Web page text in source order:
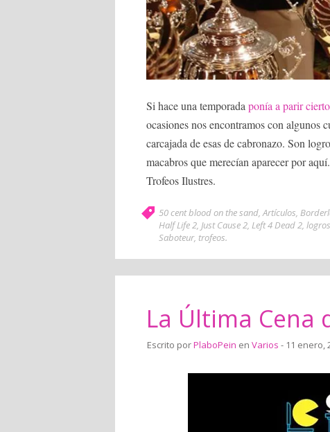
Si hace una temporada ponía a parir
ocasiones nos encontramos con algunos
carcajada de esas de cabronazo. Son
macabros que merecían aparecer por
Trofeos Ilustres.
50 cent blood on the sand,Artículos,
Half Life 2, Just Cause 2, Left 4 Dead 2, logros
Saboteur, trofeos.
La Última Cena
Escrito porPlaboPein en Varios - 11 enero,